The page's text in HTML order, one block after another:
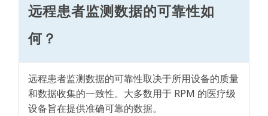
远程患者监测数据的可靠性如
何？
远程患者监测数据的可靠性取决于所用设备的质量
和数据收集的一致性。大多数用于 RPM 的医疗级
设备旨在提供准确可靠的数据。